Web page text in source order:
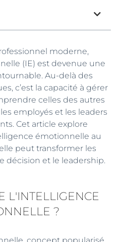
moderne,
(IE) est devenue une
Au-delà des
c’est la capacité à gérer
celles des autres
employés et les leaders
Cet article explore
émotionnelle au
peut transformer les
décision et le leadership.
L'INTELLIGENCE
?